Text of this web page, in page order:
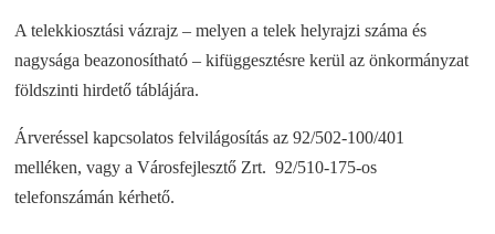
A telekkiosztási vázrajz – melyen a telek helyrajzi száma és
nagysága beazonosítható – kifüggesztésre kerül az önkormányzat
földszinti hirdető táblájára.
Árveréssel kapcsolatos felvilágosítás az 92/502-100/401
melléken, vagy a Városfejlesztő Zrt. 92/510-175-os
telefonszámán kérhető.